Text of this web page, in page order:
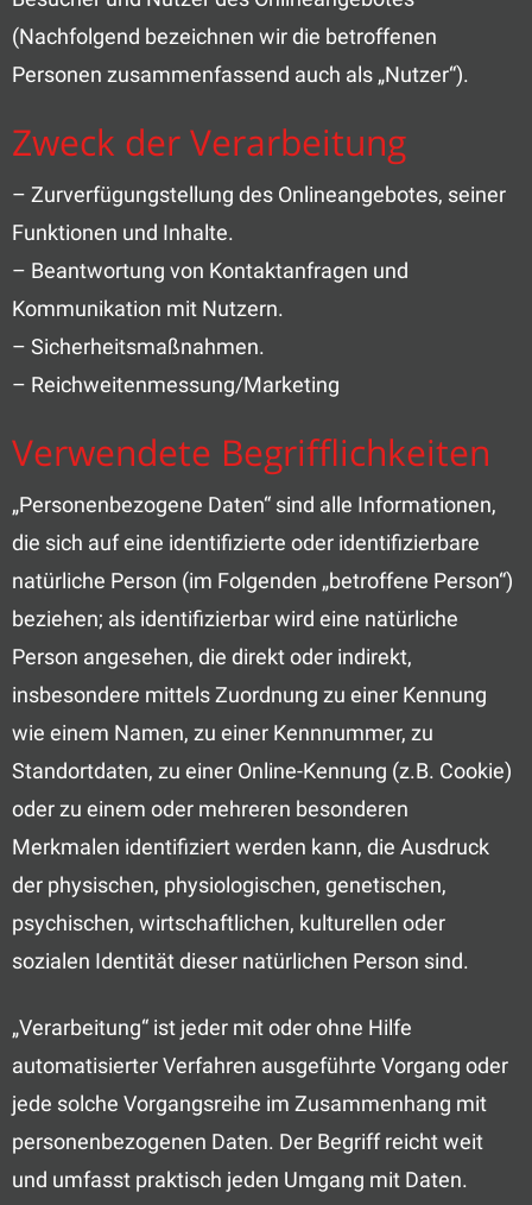
(Nachfolgend bezeichnen wir die betroffenen
Personen zusammenfassend auch als „Nutzer“).
Zweck der Verarbeitung
– Zurverfügungstellung des Onlineangebotes, seiner
Funktionen und Inhalte.
– Beantwortung von Kontaktanfragen und
Kommunikation mit Nutzern.
– Sicherheitsmaßnahmen.
– Reichweitenmessung/Marketing
Verwendete Begrifflichkeiten
„Personenbezogene Daten“ sind alle Informationen,
die sich auf eine identifizierte oder identifizierbare
natürliche Person (im Folgenden „betroffene Person“)
beziehen; als identifizierbar wird eine natürliche
Person angesehen, die direkt oder indirekt,
insbesondere mittels Zuordnung zu einer Kennung
wie einem Namen, zu einer Kennnummer, zu
Standortdaten, zu einer Online-Kennung (z.B. Cookie)
oder zu einem oder mehreren besonderen
Merkmalen identifiziert werden kann, die Ausdruck
der physischen, physiologischen, genetischen,
psychischen, wirtschaftlichen, kulturellen oder
sozialen Identität dieser natürlichen Person sind.
„Verarbeitung“ ist jeder mit oder ohne Hilfe
automatisierter Verfahren ausgeführte Vorgang oder
jede solche Vorgangsreihe im Zusammenhang mit
personenbezogenen Daten. Der Begriff reicht weit
und umfasst praktisch jeden Umgang mit Daten.